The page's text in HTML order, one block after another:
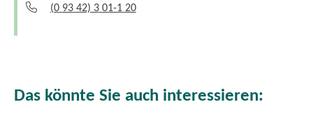
(0 93 42) 3 01-1 20
Das könnte Sie auch interessieren: